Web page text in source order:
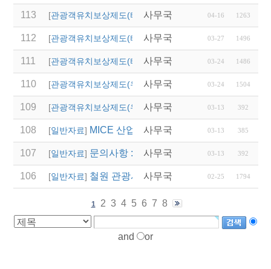
113 [관광객유치보상제도(타 시,도)] 2026년 달성군 파크골
사무국 04-16 1263
112 [관광객유치보상제도(타 시,도)] 2026년 상반기 울산광
사무국 03-27 1496
111 [관광객유치보상제도(타 시,도)] '2026 열린 여행상품 공
사무국 03-24 1486
110 [관광객유치보상제도(우리지역)] 2026년 영주시 전담여
사무국 03-24 1504
109 [관광객유치보상제도(우리지역)] (청도군)단체관광객 유
사무국 03-13 392
108 [일반자료] MICE 산업 AI 역량강화 교육과정 설계를
사무국 03-13 385
107 [일반자료] 문의사항 : 02-741-5278(문화사업팀, 우
사무국 03-13 392
106 [일반자료] 철원 관광시설 임시 폐쇄 안내
사무국 02-25 1794
1 2 3 4 5 6 7 8
and or